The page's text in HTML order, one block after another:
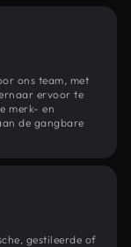
ons team, met
ervoor te
merk- en
de gangbare
gestileerde of